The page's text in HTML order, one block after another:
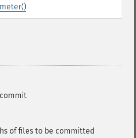
of files to be committed